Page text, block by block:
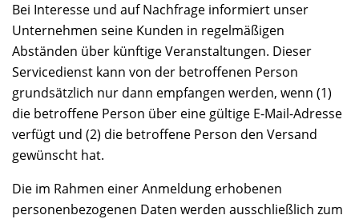
Bei Interesse und auf Nachfrage informiert unser
Unternehmen seine Kunden in regelmäßigen
Abständen über künftige Veranstaltungen. Dieser
Servicedienst kann von der betroffenen Person
grundsätzlich nur dann empfangen werden, wenn (1)
die betroffene Person über eine gültige E-Mail-Adresse
verfügt und (2) die betroffene Person den Versand
gewünscht hat.
Die im Rahmen einer Anmeldung erhobenen
personenbezogenen Daten werden ausschließlich zum